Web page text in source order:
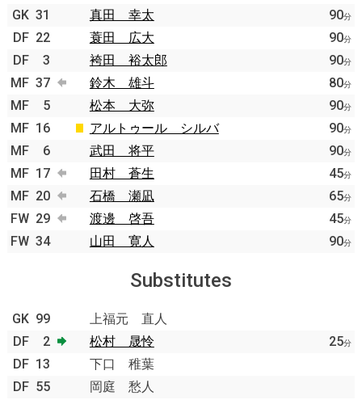
GK 31 真田 幸太 90分
DF 22 蓑田 広大 90分
DF 3 袴田 裕太郎 90分
MF 37 鈴木 雄斗 80分
MF 5 松本 大弥 90分
MF 16 アルトゥール シルバ 90分
MF 6 武田 将平 90分
MF 17 田村 蒼生 45分
MF 20 石橋 瀬凪 65分
FW 29 渡邊 啓吾 45分
FW 34 山田 寛人 90分
Substitutes
GK 99
上福元 直人
DF
2 松村 晟怜 25分
DF 13
下口 稚葉
DF 55
岡庭 愁人